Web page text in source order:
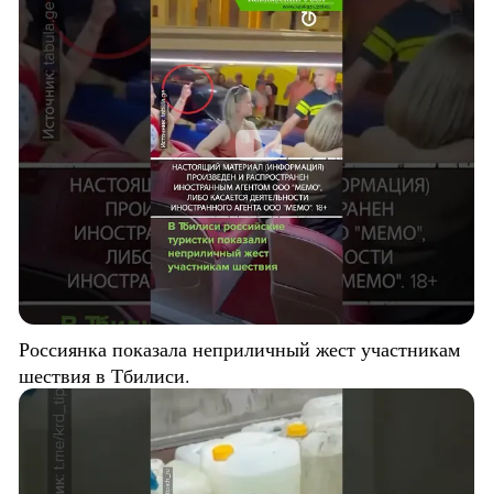
Россиянка показала неприличный жест участникам
шествия в Тбилиси.